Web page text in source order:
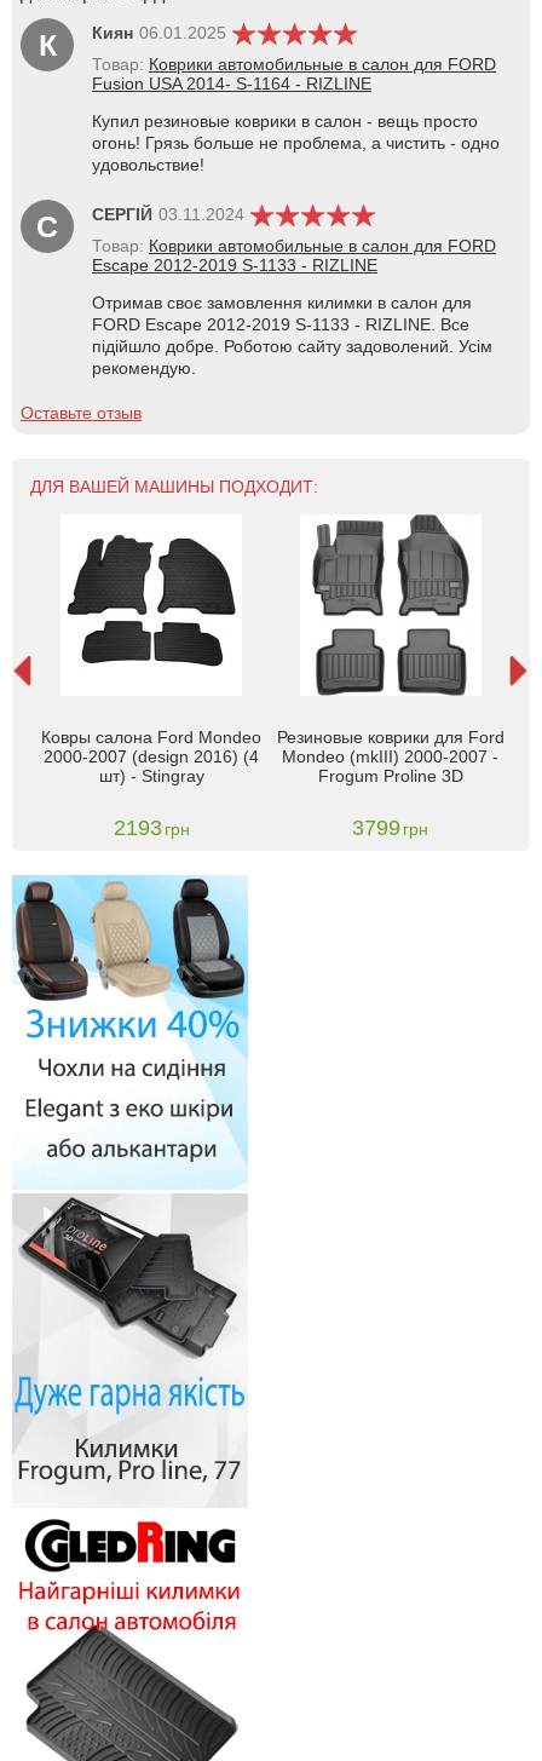
К Киян 06.01.2025
Товар: Коврики автомобильные в салон для FORD
Fusion USA 2014- S-1164 - RIZLINE
Купил резиновые коврики в салон - вещь просто
огонь! Грязь больше не проблема, а чистить - одно
удовольствие!
С СЕРГІЙ 03.11.2024
Товар: Коврики автомобильные в салон для FORD
Escape 2012-2019 S-1133 - RIZLINE
Отримав своє замовлення килимки в салон для
FORD Escape 2012-2019 S-1133 - RIZLINE. Все
підійшло добре. Роботою сайту задоволений. Усім
рекомендую.
Оставьте отзыв
ДЛЯ ВАШЕЙ МАШИНЫ ПОДХОДИТ:
Ковры салона Ford Mondeo
2000-2007 (design 2016) (4
шт) - Stingray
2193 грн
Резиновые коврики для Ford
Mondeo (mkIII) 2000-2007 -
Frogum Proline 3D
3799грн